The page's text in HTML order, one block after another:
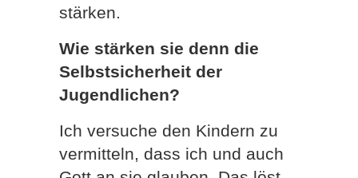
stärken.
Wie stärken sie denn die
Selbstsicherheit der
Jugendlichen?
Ich versuche den Kindern zu
vermitteln, dass ich und auch